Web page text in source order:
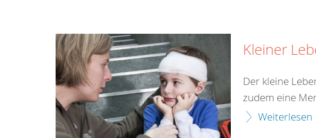
Kleiner
Der kleine
zudem eine
Weiterlesen